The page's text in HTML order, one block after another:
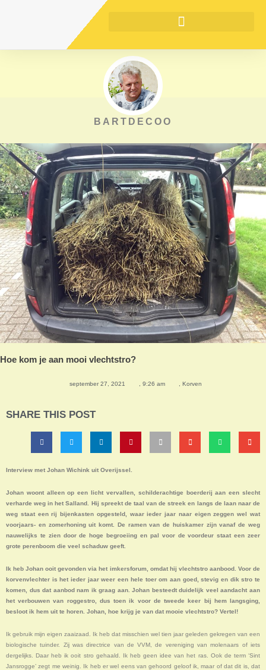
BARTDECOO
Hoe kom je aan mooi vlechtstro?
september 27, 2021 9:26 am Korven
SHARE THIS POST
Interview met Johan Wichink uit Overijssel.
Johan woont alleen op een licht vervallen, schilderachtige boerderij aan een slecht
verharde weg in het Salland. Hij spreekt de taal van de streek en langs de laan naar de
weg staat een rij bijenkasten opgesteld, waar ieder jaar naar eigen zeggen wel wat
voorjaars- en zomerhoning uit komt. De ramen van de huiskamer zijn vanaf de weg
nauwelijks te zien door de hoge begroeiing en pal voor de voordeur staat een zeer
grote perenboom die veel schaduw geeft.
Ik heb Johan ooit gevonden via het imkersforum, omdat hij vlechtstro aanbood. Voor de
korvenvlechter is het ieder jaar weer een hele toer om aan goed, stevig en dik stro te
komen, dus dat aanbod nam ik graag aan. Johan besteedt duidelijk veel aandacht aan
het verbouwen van roggestro, dus toen ik voor de tweede keer bij hem langsging,
besloot ik hem uit te horen. Johan, hoe krijg je van dat mooie vlechtstro? Vertel!
Ik gebruik mijn eigen zaaizaad. Ik heb dat misschien wel tien jaar geleden gekregen van een
biologische tuinder. Zij was directrice van de VVM, de vereniging van molenaars of iets
dergelijks. Daar heb ik ooit stro gehaald. Ik heb geen idee van het ras. Ook de term ‘Sint
Jansrogge’ zegt me weinig. Ik heb er wel eens van gehoord geloof ik, maar of dat dit is, dat